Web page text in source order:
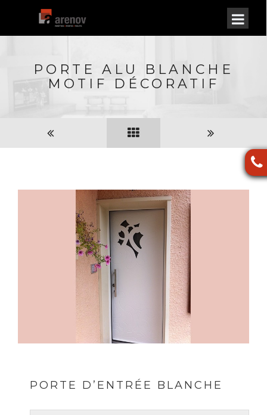
PORTE ALU BLANCHE
MOTIF DÉCORATIF
PORTE D’ENTRÉE BLANCHE